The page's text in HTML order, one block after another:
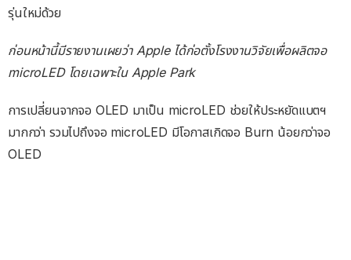
รุ่นใหม่ด้วย
ก่อนหน้านี้มีรายงานเผยว่า Apple ได้ก่อตั้งโรงงานวิจัยเพื่อผลิตจอ
microLED โดยเฉพาะใน Apple Park
การเปลี่ยนจากจอ OLED มาเป็น microLED ช่วยให้ประหยัดแบตฯ
มากกว่า รวมไปถึงจอ microLED มีโอกาสเกิดจอ Burn น้อยกว่าจอ
OLED